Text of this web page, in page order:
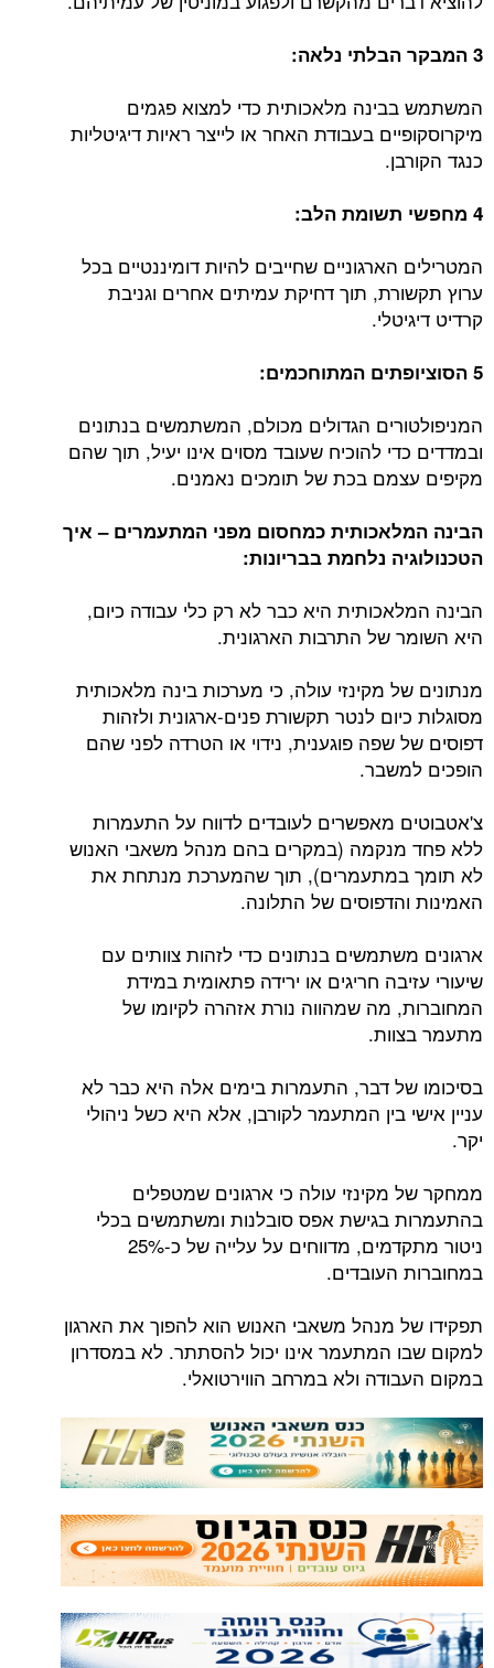
3 המבקר הבלתי נלאה:
המשתמש בבינה מלאכותית כדי למצוא פגמים
מיקרוסקופיים בעבודת האחר או לייצר ראיות דיגיטליות
כנגד הקורבן.
4 מחפשי תשומת הלב:
המטרילים הארגוניים שחייבים להיות דומיננטיים בכל
ערוץ תקשורת, תוך דחיקת עמיתים אחרים וגניבת
קרדיט דיגיטלי.
5 הסוציופתים המתוחכמים:
המניפולטורים הגדולים מכולם, המשתמשים בנתונים
ובמדדים כדי להוכיח שעובד מסוים אינו יעיל, תוך שהם
מקיפים עצמם בכת של תומכים נאמנים.
הבינה המלאכותית כמחסום מפני המתעמרים – איך
הטכנולוגיה נלחמת בבריונות:
הבינה המלאכותית היא כבר לא רק כלי עבודה כיום,
היא השומר של התרבות הארגונית.
מנתונים של מקינזי עולה, כי מערכות בינה מלאכותית
מסוגלות כיום לנטר תקשורת פנים-ארגונית ולזהות
דפוסים של שפה פוגענית, נידוי או הטרדה לפני שהם
הופכים למשבר.
צ'אטבוטים מאפשרים לעובדים לדווח על התעמרות
ללא פחד מנקמה (במקרים בהם מנהל משאבי האנוש
לא תומך במתעמרים), תוך שהמערכת מנתחת את
האמינות והדפוסים של התלונה.
ארגונים משתמשים בנתונים כדי לזהות צוותים עם
שיעורי עזיבה חריגים או ירידה פתאומית במידת
המחוברות, מה שמהווה נורת אזהרה לקיומו של
מתעמר בצוות.
בסיכומו של דבר, התעמרות בימים אלה היא כבר לא
עניין אישי בין המתעמר לקורבן, אלא היא כשל ניהולי
יקר.
ממחקר של מקינזי עולה כי ארגונים שמטפלים
בהתעמרות בגישת אפס סובלנות ומשתמשים בכלי
ניטור מתקדמים, מדווחים על עלייה של כ-25%
במחוברות העובדים.
תפקידו של מנהל משאבי האנוש הוא להפוך את הארגון
למקום שבו המתעמר אינו יכול להסתתר. לא במסדרון
במקום העבודה ולא במרחב הווירטואלי.